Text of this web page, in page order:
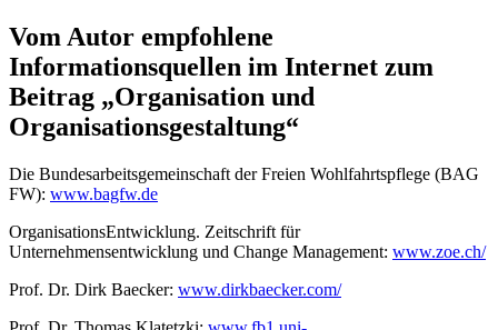
Vom Autor empfohlene
Informationsquellen im Internet zum
Beitrag „Organisation und
Organisationsgestaltung“
Die Bundesarbeitsgemeinschaft der Freien Wohlfahrtspflege (BAG
FW): www.bagfw.de
OrganisationsEntwicklung. Zeitschrift für
Unternehmensentwicklung und Change Management: www.zoe.ch/
Prof. Dr. Dirk Baecker: www.dirkbaecker.com/